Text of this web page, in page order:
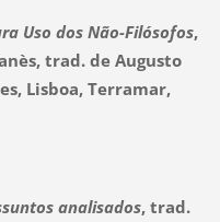
Uso dos Não-Filósofos,
trad. de Augusto
Lisboa, Terramar,
analisados, trad.